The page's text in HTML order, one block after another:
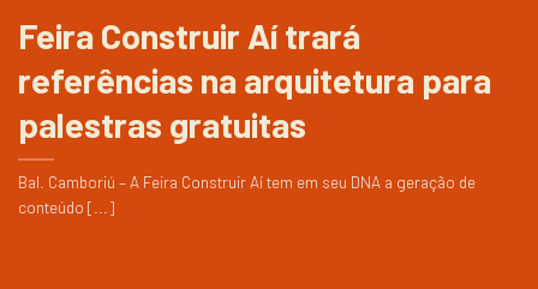
Feira Construir Aí trará
referências na arquitetura para
palestras gratuitas
Bal. Camboriú – A Feira Construir Aí tem em seu DNA a geração de
conteúdo [...]